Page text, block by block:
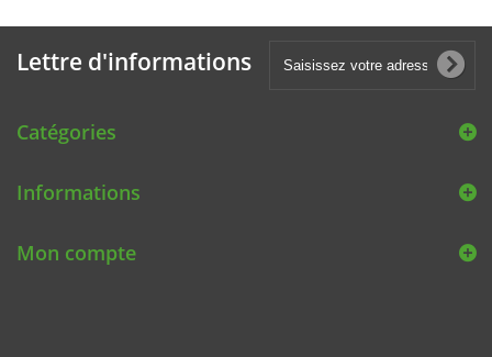
Lettre d'informations
Catégories
Informations
Mon compte